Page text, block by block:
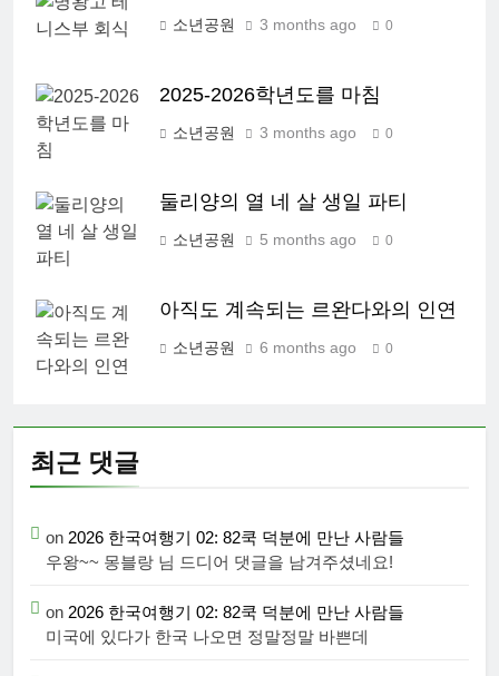
소년공원 3 months ago 0
2025-2026학년도를 마침
소년공원 3 months ago 0
둘리양의 열 네 살 생일 파티
소년공원 5 months ago 0
아직도 계속되는 르완다와의 인연
소년공원 6 months ago 0
최근 댓글
on 2026 한국여행기 02: 82쿡 덕분에 만난 사람들
우왕~~ 몽블랑 님 드디어 댓글을 남겨주셨네요!
on 2026 한국여행기 02: 82쿡 덕분에 만난 사람들
미국에 있다가 한국 나오면 정말정말 바쁜데